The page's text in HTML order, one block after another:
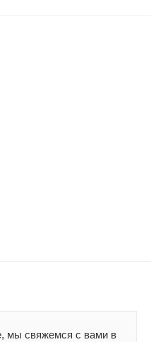
мы свяжемся с вами в